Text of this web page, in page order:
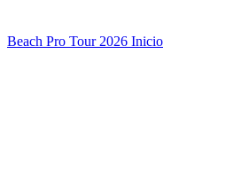
Beach Pro Tour 2026 Inicio